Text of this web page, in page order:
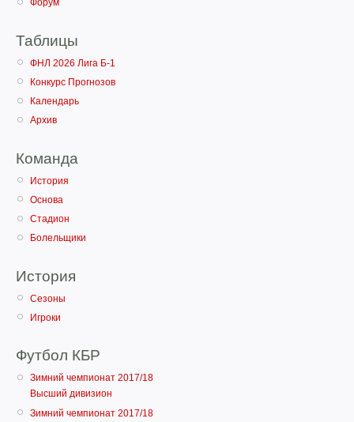
Форум
Таблицы
ФНЛ 2026 Лига Б-1
Конкурс Прогнозов
Календарь
Архив
Команда
История
Основа
Стадион
Болельщики
История
Сезоны
Игроки
Футбол КБР
Зимний чемпионат 2017/18
Высший дивизион
Зимний чемпионат 2017/18